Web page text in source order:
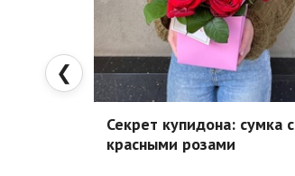
❮
Секрет купидона: сумка с
красными розами